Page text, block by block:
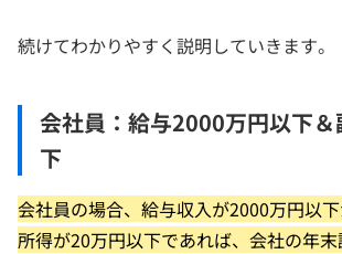
続けてわかりやすく説明していきます。
会社員：給与2000万円以下
下
会社員の場合、給与収入が2000万円以
所得が20万円以下であれば、会社の年